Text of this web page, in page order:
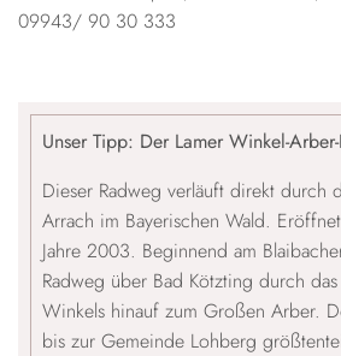
09943/ 90 30 333
Unser Tipp: Der Lamer Winkel-
Dieser Radweg verläuft direkt durch
Arrach im Bayerischen Wald.
Jahre 2003. Beginnend am
Radweg über Bad Kötzting durch das
Winkels hinauf zum Großen Arber.
bis zur Gemeinde Lohberg